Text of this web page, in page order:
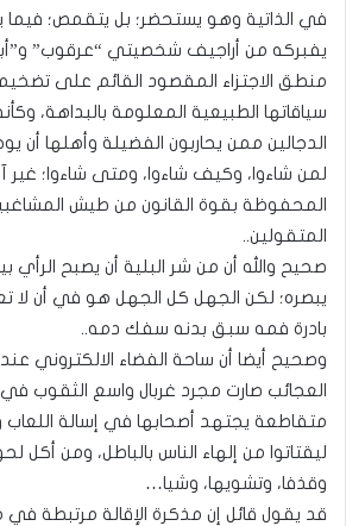
في الذاتية وهو يستحضر؛ بل يتقمص؛ فيما
يفبركه من أراجيف شخصيتي “عرقوب”
منطق الاجتزاء المقصود القائم على تضخيم
سياقاتها الطبيعية المعلومة بالبداهة،
الدجالين ممن يحاربون الفضيلة وأهلها أن
لمن شاءوا، وكيف شاءوا، ومتى شاءوا؛ غير
المحفوظة بقوة القانون من طيش
المتقولين..
صحيح والله أن من شر البلية أن يصبح الرأي
يبصره؛ لكن الجهل كل الجهل هو في أن لا
بادرة فمه سبق بدنه سفك دمه..
وصحيح أيضا أن ساحة الفضاء الالكتروني
العجائب صارت مجرد غربال واسع الثقوب
متقاطعة يجتهد أصحابها في إسالة اللعاب
ليقتاتوا من إلهاء الناس بالباطل، ومن أكل
وقذفا، وتشويها، وشيا…
قد يقول قائل إن مذكرة الإقالة مرتبطة في